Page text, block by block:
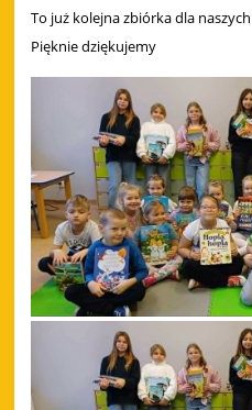
To już kolejna zbiórka dla
Pięknie dziękujemy